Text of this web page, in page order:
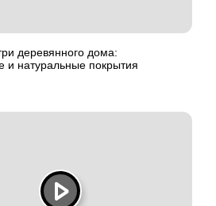
деревянного дома:
и натуральные покрытия